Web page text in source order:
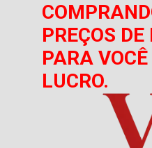
PREÇOS
PARA
LUCRO.